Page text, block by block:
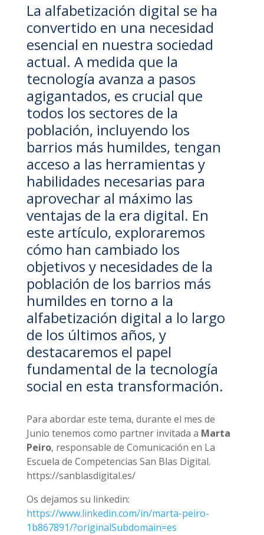
La alfabetización digital se ha
convertido en una necesidad
esencial en nuestra sociedad
actual. A medida que la
tecnología avanza a pasos
agigantados, es crucial que
todos los sectores de la
población, incluyendo los
barrios más humildes, tengan
acceso a las herramientas y
habilidades necesarias para
aprovechar al máximo las
ventajas de la era digital. En
este artículo, exploraremos
cómo han cambiado los
objetivos y necesidades de la
población de los barrios más
humildes en torno a la
alfabetización digital a lo largo
de los últimos años, y
destacaremos el papel
fundamental de la tecnología
social en esta transformación.
Para abordar este tema, durante el mes de
Junio tenemos como partner invitada a Marta
Peiro, responsable de Comunicación en La
Escuela de Competencias San Blas Digital.
https://sanblasdigital.es/
Os dejamos su linkedin:
https://www.linkedin.com/in/marta-peiro-
1b867891/?originalSubdomain=es